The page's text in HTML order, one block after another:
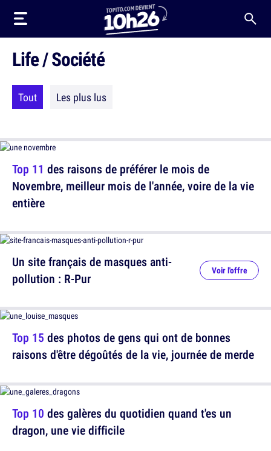
Life / Société
Tout Les plus lus
Top 11 des raisons de préférer le mois de
Novembre, meilleur mois de l'année, voire de la vie
entière
Top 15 des photos de gens qui ont de bonnes
raisons d'être dégoûtés de la vie, journée de merde
Un site français de masques anti-
pollution : R-Pur
Voir l'offre
Top 10 des galères du quotidien quand t'es un
dragon, une vie difficile